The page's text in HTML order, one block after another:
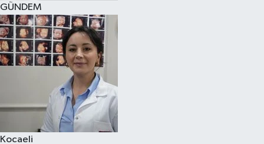
GÜNDEM
Kocaeli
Haber Arşivi